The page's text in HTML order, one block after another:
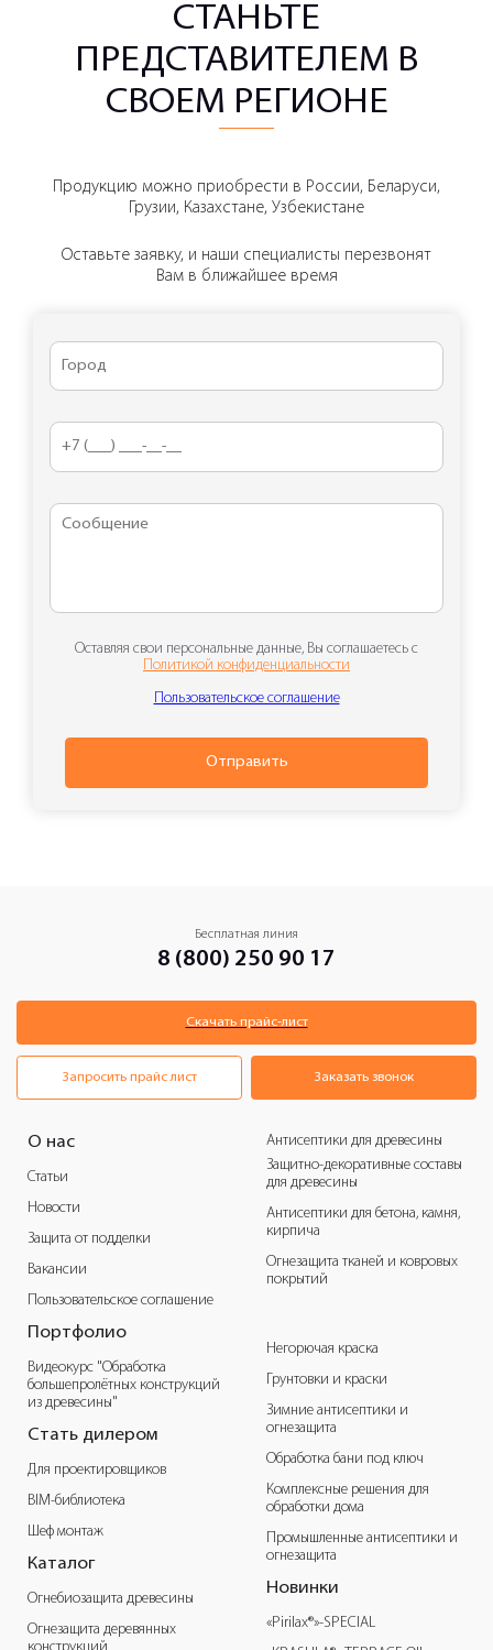
СТАНЬТЕ
ПРЕДСТАВИТЕЛЕМ В
СВОЕМ РЕГИОНЕ
Продукцию можно приобрести в России, Беларуси,
Грузии, Казахстане, Узбекистане
Оставьте заявку, и наши специалисты перезвонят
Вам в ближайшее время
Оставляя свои персональные данные, Вы соглашаетесь с
Политикой конфиденциальности
Пользовательское соглашение
Отправить
Бесплатная линия
8 (800) 250 90 17
Скачать прайс-лист
Запросить прайс лист
О нас
Статьи
Новости
Защита от подделки
Вакансии
Пользовательское соглашение
Портфолио
Видеокурс "Обработка
большепролётных конструкций
из древесины"
Стать дилером
Для проектировщиков
BIM-библиотека
Шеф монтаж
Каталог
Огнебиозащита древесины
Огнезащита деревянных
Антисептики для древесины
Защитно-декоративные составы
для древесины
Антисептики для бетона, камня,
кирпича
Огнезащита тканей и ковровых
покрытий
Негорючая краска
Грунтовки и краски
Зимние антисептики и
огнезащита
Обработка бани под ключ
Комплексные решения для
обработки дома
Промышленные антисептики и
огнезащита
Новинки
«Pirilax®»-SPECIAL
Заказать звонок